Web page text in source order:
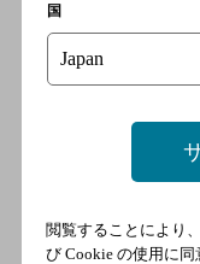
飲んだくれ達の集会
市電 花畑町電停
店内喫煙可（禁
国
閲覧することにより、
び Cookie の使用に同